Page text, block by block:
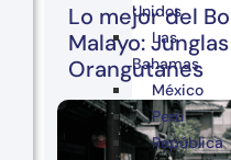
Lo mejor del
Malayo:
Orangutanes
Unidos
Las
Bahamas
México
Perú
República